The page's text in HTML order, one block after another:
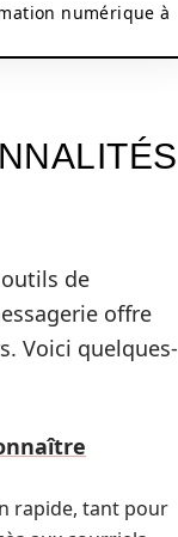
numérique à
de
offre
Voici quelques-
rapide, tant pour